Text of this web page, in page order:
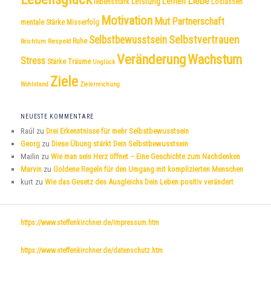
mentale Stärke Misserfolg Motivation Mut Partnerschaft
Reichtum Respekt Ruhe Selbstbewusstsein Selbstvertrauen
Stress Stärke Träume Unglück VeränderungWachstum
Wohlstand Ziele Zielerreichung
NEUESTE KOMMENTARE
Raúl zu Drei Erkenntnisse für mehr Selbstbewusstsein
Georg zu Diese Übung stärkt Dein Selbstbewusstsein
Mailin zuWie man sein Herz öffnet – Eine Geschichte zum Nachdenken
Marvin zuGoldene Regeln für den Umgang mit komplizierten Menschen
kurt zuWie das Gesetz des Ausgleichs Dein Leben positiv verändert
https://www.steffenkirchner.de/impressum.htm
https://www.steffenkirchner.de/datenschutz.htm